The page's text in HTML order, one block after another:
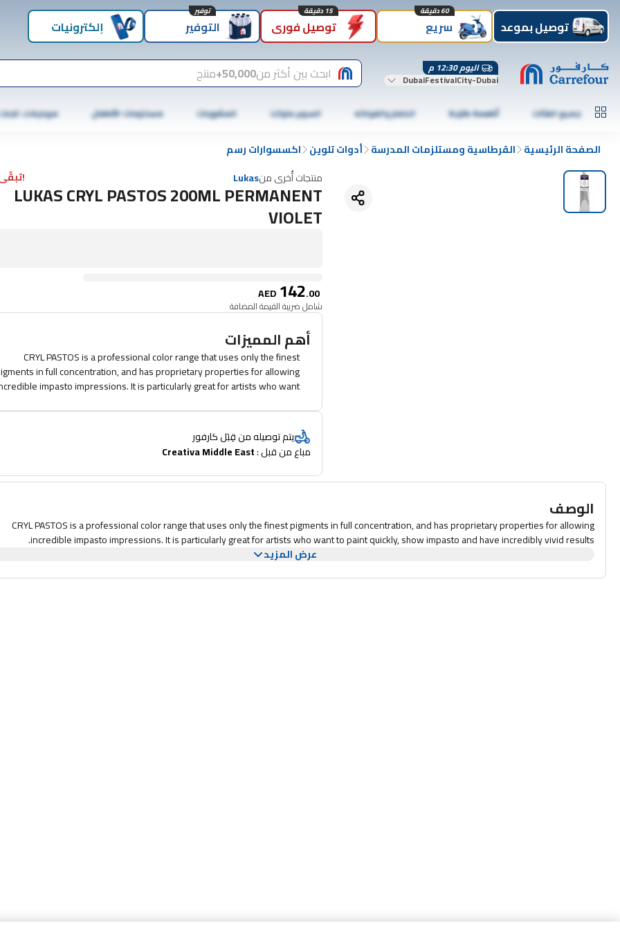
توصيل بموعد سريع
60 دقيقة
توصيل فوري
15 دقيقة
التوفير
توفير
إلكترونيات
اليوم 12:30 م
DubaiFestivalCity-Dubai ابحث بين أكثر من50,000+ منتج
جميع الفئات أطعمة طازجة الخضار والفواكه السوبر ماركت المشروبات مستلزمات الأطفال موبايلات،
الصفحة الرئيسية القرطاسية ومستلزمات المدرسة أدوات تلوين اكسسوارات رسم
منتجات أُخرى منLukas !تبقّى 4
LUKAS CRYL PASTOS 200ML PERMANENT
VIOLET
AED 142.00
شامل ضريبة القيمة المضافة
أهم المميزات
CRYL PASTOS is a professional color range that uses only the finest
in full concentration, and has proprietary properties for allowing
impasto impressions. It is particularly great for artists who want
يتم توصيله من قِبَل كارفور
مباع من قبل : Creativa Middle East
الوصف
CRYL PASTOS is a professional color range that uses only the finest pigments in full concentration, and has proprietary properties for allowing
incredible impasto impressions. It is particularly great for artists who want to paint quickly, show impasto and have incredibly vivid results.
عرض المزيد